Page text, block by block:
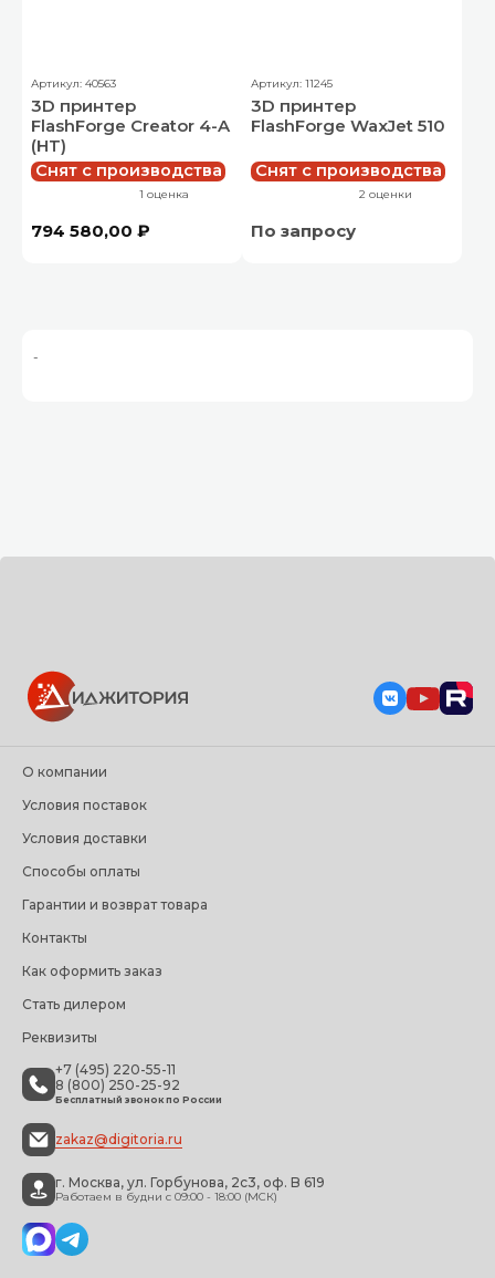
Артикул: 40563
3D принтер
FlashForge Creator 4-A
(HT)
Снят с производства
1 оценка
794 580,00 ₽
Артикул: 11245
3D принтер
FlashForge WaxJet 510
Снят с производства
2 оценки
По запросу
-
+7 (495) 220-55-11
8 (800) 250-25-92
Бесплатный звонок по России
zakaz@digitoria.ru
г. Москва, ул. Горбунова, 2с3, оф. B 619
Работаем в будни с 09:00 - 18:00 (МСК)
О компании
Условия поставок
Условия доставки
Способы оплаты
Гарантии и возврат товара
Контакты
Как оформить заказ
Стать дилером
Реквизиты